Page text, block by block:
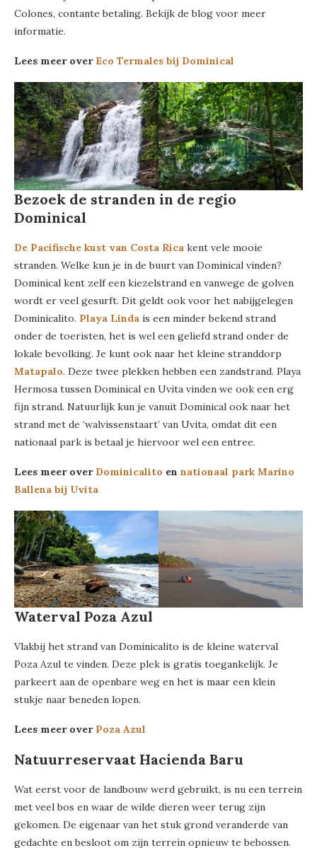
Colones, contante betaling. Bekijk de blog voor meer
informatie.
Lees meer over Eco Termales bij Dominical
Bezoek de stranden in de regio
Dominical
De Pacifische kust van Costa Rica kent vele mooie
stranden. Welke kun je in de buurt van Dominical vinden?
Dominical kent zelf een kiezelstrand en vanwege de golven
wordt er veel gesurft. Dit geldt ook voor het nabijgelegen
Dominicalito. Playa Linda is een minder bekend strand
onder de toeristen, het is wel een geliefd strand onder de
lokale bevolking. Je kunt ook naar het kleine stranddorp
Matapalo. Deze twee plekken hebben een zandstrand. Playa
Hermosa tussen Dominical en Uvita vinden we ook een erg
fijn strand. Natuurlijk kun je vanuit Dominical ook naar het
strand met de ‘walvissenstaart’ van Uvita, omdat dit een
nationaal park is betaal je hiervoor wel een entree.
Lees meer over Dominicalito en nationaal park Marino
Ballena bij Uvita
Waterval Poza Azul
Vlakbij het strand van Dominicalito is de kleine waterval
Poza Azul te vinden. Deze plek is gratis toegankelijk. Je
parkeert aan de openbare weg en het is maar een klein
stukje naar beneden lopen.
Lees meer over Poza Azul
Natuurreservaat Hacienda Baru
Wat eerst voor de landbouw werd gebruikt, is nu een terrein
met veel bos en waar de wilde dieren weer terug zijn
gekomen. De eigenaar van het stuk grond veranderde van
gedachte en besloot om zijn terrein opnieuw te bebossen.